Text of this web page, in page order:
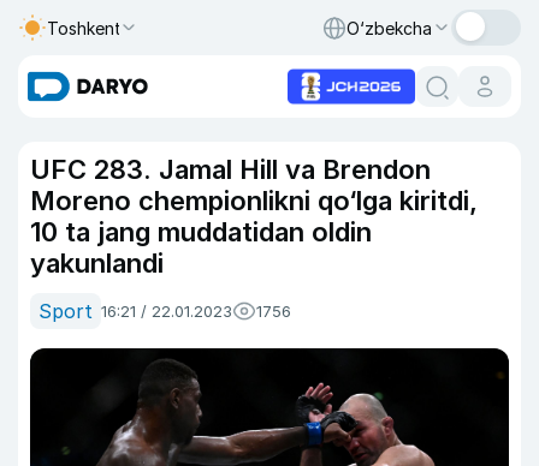
Toshkent O‘zbekcha
UFC 283. Jamal Hill va Brendon
Moreno chempionlikni qo‘lga kiritdi,
10 ta jang muddatidan oldin
yakunlandi
Sport 16:21 / 22.01.2023 1756